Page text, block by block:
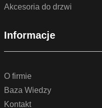
Akcesoria do drzwi
Informacje
O firmie
Baza Wiedzy
Kontakt